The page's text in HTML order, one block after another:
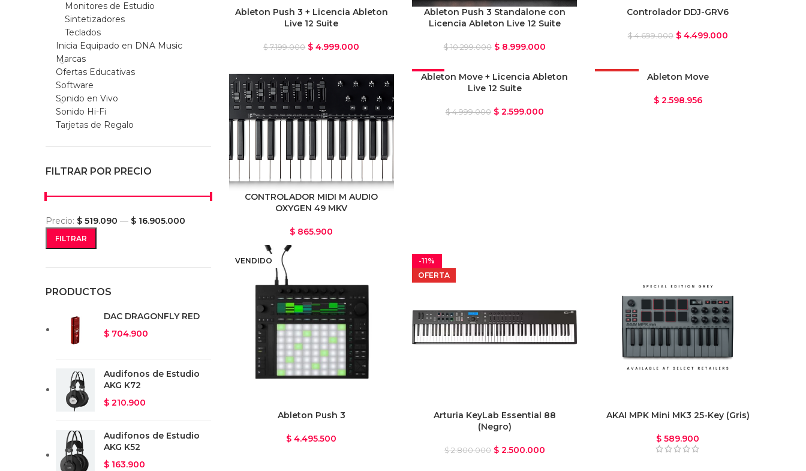
Monitores de Estudio
Sintetizadores
Teclados
Inicia Equipado en DNA Music
Marcas
Ofertas Educativas
Software
Sonido en Vivo
Sonido Hi-Fi
Tarjetas de Regalo
FILTRAR POR PRECIO
FILTRAR
Precio: $ 519.090 — $ 16.905.000
PRODUCTOS
DAC DRAGONFLY RED
$ 704.900
Audifonos de Estudio
AKG K72
$ 210.900
Audifonos de Estudio
AKG K52
$ 163.900
Ableton Push 3 + Licencia Ableton
Live 12 Suite
$7.199.000 $ 4.999.000
Ableton Push 3 Standalone con
Licencia Ableton Live 12 Suite
$10.299.000 $8.999.000
Controlador DDJ-GRV6
$4.699.000 $4.499.000
CONTROLADOR MIDI M AUDIO
OXYGEN 49 MKV
$ 865.900
-48%
Ableton Move + Licencia Ableton
Live 12 Suite
$4.999.000 $2.599.000
Ableton Move
$2.598.956
VENDIDO
Ableton Push 3
$ 4.495.500
-11%
OFERTA
Arturia KeyLab Essential 88
(Negro)
$2.800.000 $2.500.000
AKAI MPK Mini MK3 25-Key (Gris)
$ 589.900